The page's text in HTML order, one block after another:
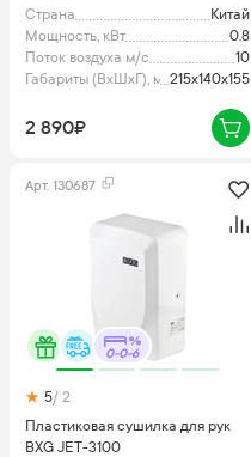
Страна
Китай
Мощность, кВт
0.8
Поток воздуха м/с
10
Габариты (ВхШхГ), мм215х140х155
2 890₽
Арт. 130687
0-0-6
5/ 2
Пластиковая сушилка для рук
BXG JET-3100